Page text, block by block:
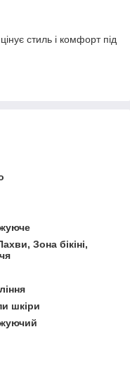
стиль і комфорт під
Зона бікіні,
шкіри